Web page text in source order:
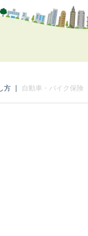
方 | 自動車・バイク保険